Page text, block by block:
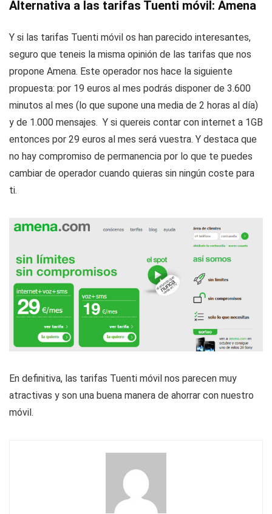
Alternativa a las tarifas Tuenti móvil: Amena
Y si las tarifas Tuenti móvil os han parecido interesantes,
seguro que teneis la misma opinión de las tarifas que nos
propone Amena. Este operador nos hace la siguiente
propuesta: por 19 euros al mes podrás disponer de 3.600
minutos al mes (lo que supone una media de 2 horas al día)
y de 1.000 mensajes. Y si quereis contar con internet a 1GB
entonces por 29 euros al mes será vuestra. Y destaca que
no hay compromiso de permanencia por lo que te puedes
cambiar de operador cuando quieras sin ningún coste para
ti.
En definitiva, las tarifas Tuenti móvil nos parecen muy
atractivas y son una buena manera de ahorrar con nuestro
móvil.